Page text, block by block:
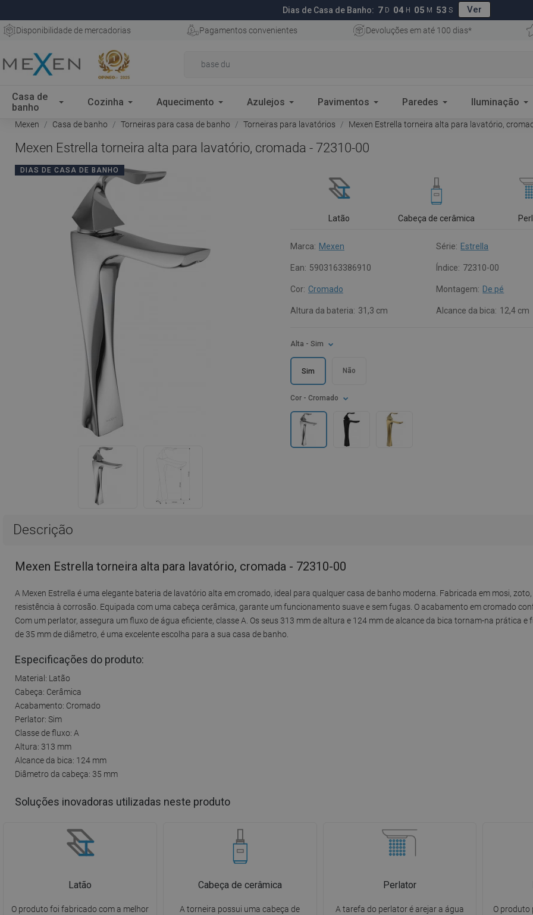
Dias de Casa de Banho: 7 D 04 H 05 M 52 S Ver
Disponibilidade de mercadorias Pagamentos convenientes Devoluções em até 100 dias*
Casa de
banho
Cozinha Aquecimento Azulejos Pavimentos Paredes Iluminação
Mexen Casa de banho Torneiras para casa de banho Torneiras para lavatórios Mexen Estrella torneira alta para lavatório,
Mexen Estrella torneira alta para lavatório, cromada - 72310-00
DIAS DE CASA DE BANHO
Latão Cabeça de cerâmica
Marca: Mexen Série: Estrella
Ean: 5903163386910 Índice: 72310-00
Cor: Cromado Montagem: De pé
Altura da bateria: 31,3 cm Alcance da bica: 12,4 cm
Cor - Cromado
Alta - Sim
Sim Não
Descrição
Mexen Estrella torneira alta para lavatório, cromada - 72310-00
A Mexen Estrella é uma elegante bateria de lavatório alta em cromado, ideal para qualquer casa de banho moderna. Fabricada em mosi,
resistência à corrosão. Equipada com uma cabeça cerâmica, garante um funcionamento suave e sem fugas. O acabamento em cromado
Com um perlator, assegura um fluxo de água eficiente, classe A. Os seus 313 mm de altura e 124 mm de alcance da bica tornam-na prática e
de 35 mm de diâmetro, é uma excelente escolha para a sua casa de banho.
Especificações do produto:
Material: Latão
Cabeça: Cerâmica
Acabamento: Cromado
Perlator: Sim
Classe de fluxo: A
Altura: 313 mm
Alcance da bica: 124 mm
Diâmetro da cabeça: 35 mm
Soluções inovadoras utilizadas neste produto
Latão
O produto foi fabricado com a melhor
Cabeça de cerâmica
A torneira possui uma cabeça de
Perlator
A tarefa do perlator é arejar a água
O produto